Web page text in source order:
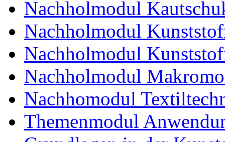
Nachholmodul
Nachholmodul
Nachholmodul
Nachholmodul
Nachhomodul
Themenmodul